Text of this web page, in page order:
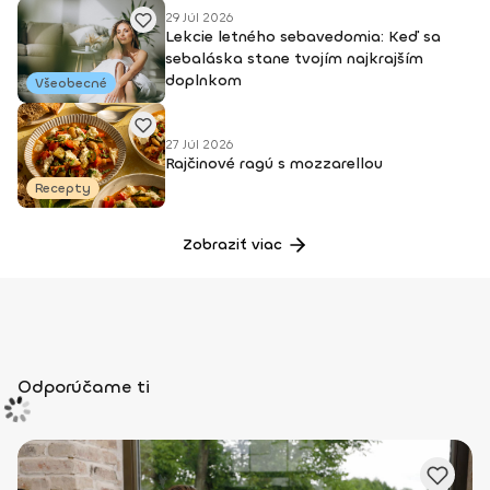
Všeobecné
29 Júl 2026
Lekcie letného sebavedomia: Keď sa
sebaláska stane tvojím najkrajším
doplnkom
Recepty
27 Júl 2026
Rajčinové ragú s mozzarellou
Zobraziť viac
Odporúčame ti